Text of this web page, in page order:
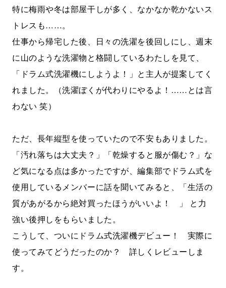
特に梅雨や冬は部屋干しが多く、なかなか乾かないス
トレスも……。
仕事から帰宅した後、日々の洗濯を後回しにし、週末
に山のような洗濯物と格闘しているわたしを見て、
「ドラム式洗濯機にしようよ！」と主人が提案してく
れました。（洗濯ぼくが代わりにやるよ！……とは言
わない 笑）
ただ、長年縦型を使っていたので不安もありました。
「汚れ落ちは大丈夫？」「乾燥すると服が傷む？」な
ど気になる点は多かったですが、編集部でドラム式を
使用しているメンバーに話を聞いてみると、「生活の
質があがるから絶対買ったほうがいいよ！ 」 と力
強い後押しをもらいました。
こうして、ついにドラム式洗濯機デビュー！ 実際に
使ってみてどうだったのか？ 詳しくレビューしま
す。